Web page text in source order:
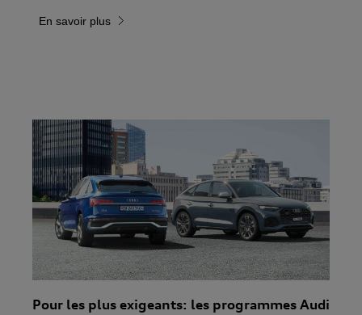
En savoir plus
Pour les plus exigeants: les programmes Audi